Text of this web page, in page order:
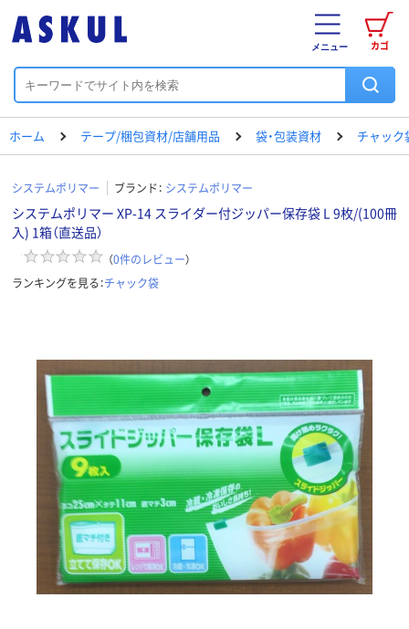
カゴ
メニュー
ホーム テープ/梱包資材/店舗用品 袋・包装資材 チャック
システムポリマー ブランド： システムポリマー
システムポリマー XP-14 スライダー付ジッパー保存袋 L 9枚/(100冊
入) 1箱（直送品）
（0件のレビュー）
ランキングを見る：チャック袋